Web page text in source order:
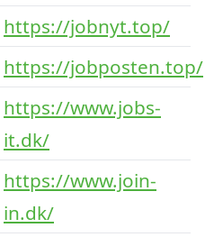
https://jobnyt.top/
https://jobposten.top/
https://www.jobs-
it.dk/
https://www.join-
in.dk/